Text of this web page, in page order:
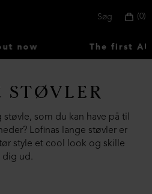
0
Søg
The first
STØVLER
som du kan have på til
Lofinas lange støvler er
style et cool look og skille
dig ud.